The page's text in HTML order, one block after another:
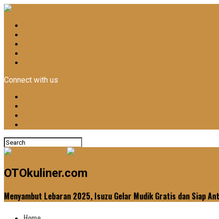
Connect with us
OTOkuliner.com
Menyambut Lebaran 2025, Isuzu Gelar Mudik Gratis dan Siap